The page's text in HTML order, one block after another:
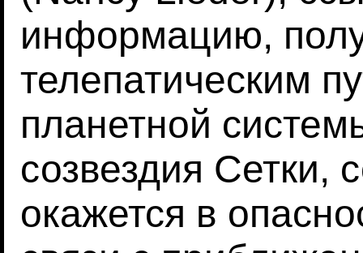
информацию,
телепатическим
планетной
созвездия Сетки,
окажется в